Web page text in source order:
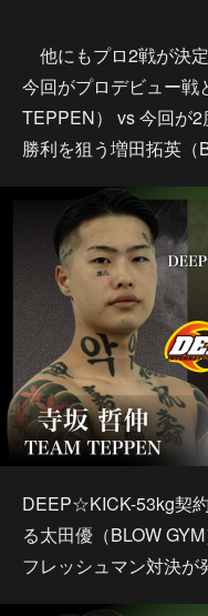
他にもプロ2戦が決
今回がプロデビュー戦
TEPPEN） vs 今回が
勝利を狙う増田拓英（
DEEP☆KICK-53kg契
る太田優（BLOW
フレッシュマン対決が